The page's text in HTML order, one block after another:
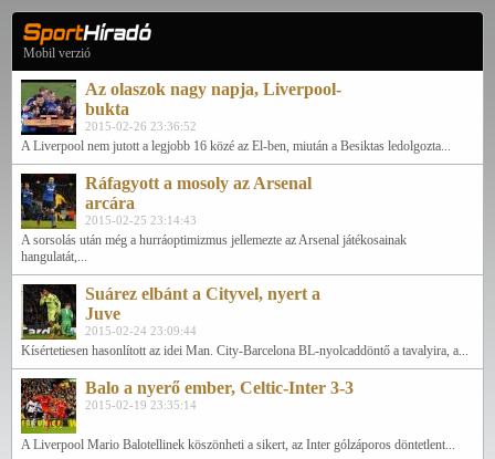
Mobil verzió
Az olaszok nagy napja, Liverpool-
bukta
2015-02-26 23:36:52
A Liverpool nem jutott a legjobb 16 közé az El-ben, miután a Besiktas ledolgozta...
Ráfagyott a mosoly az Arsenal
arcára
2015-02-25 23:14:43
A sorsolás után még a hurráoptimizmus jellemezte az Arsenal játékosainak
hangulatát,...
Suárez elbánt a Cityvel, nyert a
Juve
2015-02-24 23:09:44
Kísértetiesen hasonlított az idei Man. City-Barcelona BL-nyolcaddöntő a tavalyira, a...
Balo a nyerő ember, Celtic-Inter 3-3
2015-02-19 23:35:14
A Liverpool Mario Balotellinek köszönheti a sikert, az Inter gólzáporos döntetlent...